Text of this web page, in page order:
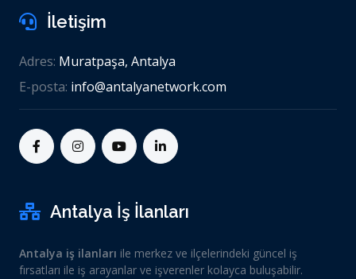
İletişim
Adres: Muratpaşa, Antalya
E-posta: info@antalyanetwork.com
Antalya İş İlanları
Antalya iş ilanları ile merkez ve ilçelerindeki güncel iş
fırsatları ile iş arayanlar ve işverenler kolayca buluşabilir.